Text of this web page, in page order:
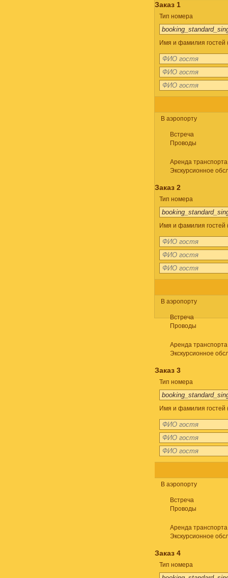
Заказ 1
Тип номера
Имя и фамилия гостей
В аэропорту
Встреча
Проводы
Аренда транспорта
Экскурсионное
Заказ 2
Тип номера
Имя и фамилия гостей
В аэропорту
Встреча
Проводы
Аренда транспорта
Экскурсионное
Заказ 3
Тип номера
Имя и фамилия гостей
В аэропорту
Встреча
Проводы
Аренда транспорта
Экскурсионное
Заказ 4
Тип номера